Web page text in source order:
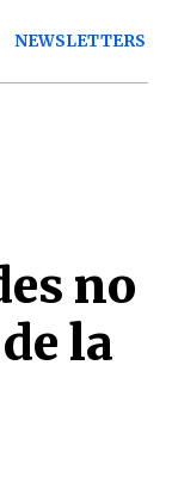
NEWSLETTERS
no
la